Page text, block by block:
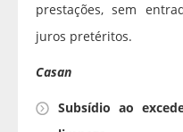
prestações, sem
juros pretéritos.
Casan
Subsídio ao